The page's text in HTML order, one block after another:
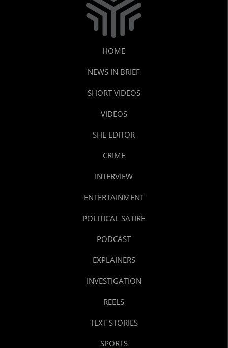
HOME
NEWS IN BRIEF
SHORT VIDEOS
VIDEOS
SHE EDITOR
CRIME
INTERVIEW
ENTERTAINMENT
POLITICAL SATIRE
PODCAST
EXPLAINERS
INVESTIGATION
REELS
TEXT STORIES
SPORTS